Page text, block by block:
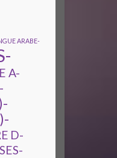
ARABE-
A-
D-